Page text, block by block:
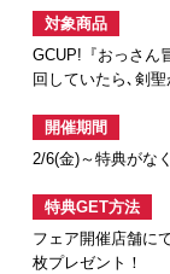
対象商品
GCUP!『おっさん
回していたら､剣
開催期間
2/6(金)～特典がな
特典GET方法
フェア開催店舗に
枚プレゼント！